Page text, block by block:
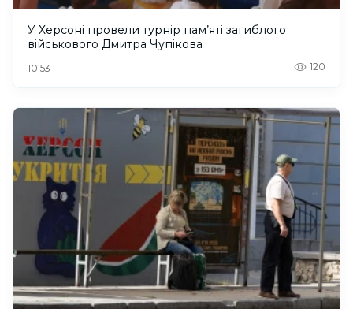
У Херсоні провели турнір пам’яті загиблого
військового Дмитра Чупікова
10:53 120